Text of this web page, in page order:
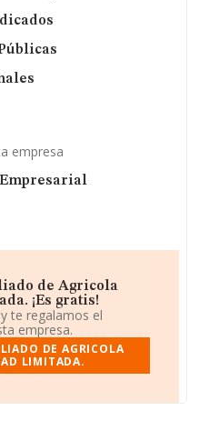
empresa
de Agricola
¡Es gratis!
te regalamos el
empresa.
DE AGRICOLA
LIMITADA.